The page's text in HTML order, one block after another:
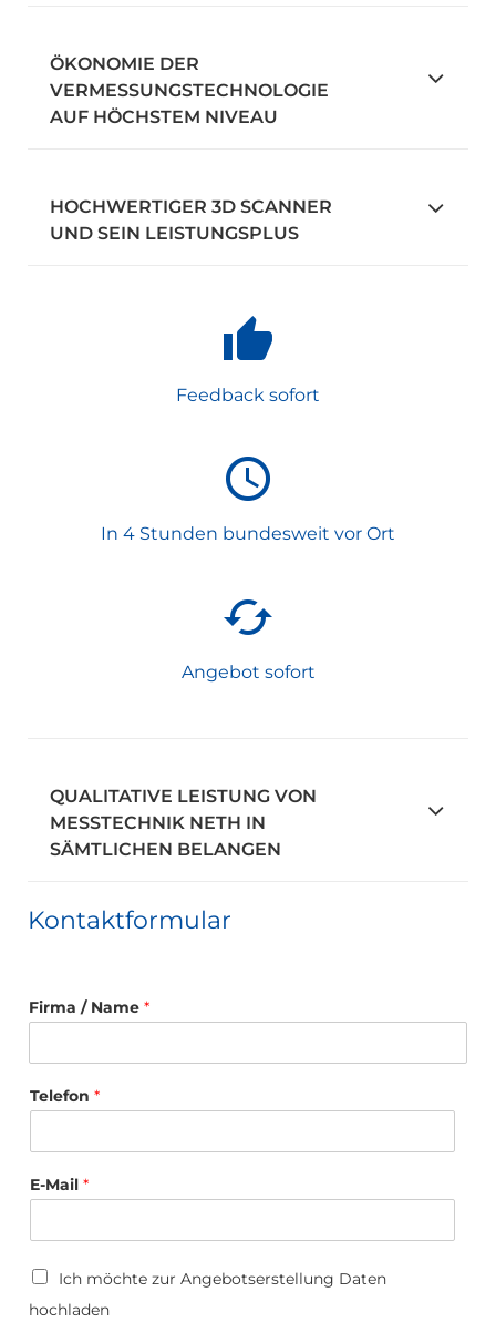
ÖKONOMIE DER
VERMESSUNGSTECHNOLOGIE
AUF HÖCHSTEM NIVEAU
HOCHWERTIGER 3D SCANNER
UND SEIN LEISTUNGSPLUS
Feedback sofort
In 4 Stunden bundesweit vor Ort
Angebot sofort
QUALITATIVE LEISTUNG VON
MESSTECHNIK NETH IN
SÄMTLICHEN BELANGEN
Kontaktformular
Firma / Name *
Telefon *
E-Mail *
U
l
Ich möchte zur Angebotserstellung Daten
hochladen